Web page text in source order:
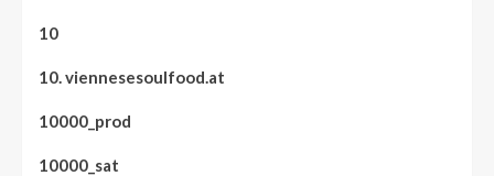
10
10. viennesesoulfood.at
10000_prod
10000_sat